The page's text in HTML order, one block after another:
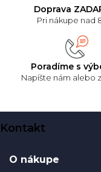
Doprava
Pri nákupe nad
Poradíme s
Napíšte nám alebo
á
Kontakt
O nákupe